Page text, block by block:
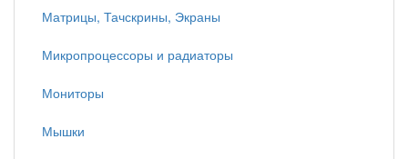
Матрицы, Тачскрины, Экраны
Микропроцессоры и радиаторы
Мониторы
Мышки